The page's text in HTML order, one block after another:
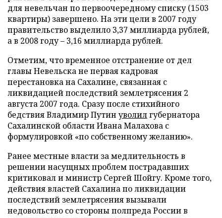
для невельчан по первоочередному списку (1503
квартиры) завершено. На эти цели в 2007 году
правительство выделило 3,37 миллиарда рублей,
а в 2008 году – 3,16 миллиарда рублей.
Отметим, что временное отстранение от дел
главы Невельска не первая кадровая
перестановка на Сахалине, связанная с
ликвидацией последствий землетрясения 2
августа 2007 года. Сразу после стихийного
бедствия Владимир Путин уволилгубернатора
Сахалинской области Ивана Малахова с
формулировкой «по собственному желанию».
Ранее местные власти за медлительность в
решении насущных проблем пострадавших
критиковал и министр Сергей Шойгу. Кроме того,
действия властей Сахалина по ликвидации
последствий землетрясения вызывали
недовольство со стороны полпреда России в